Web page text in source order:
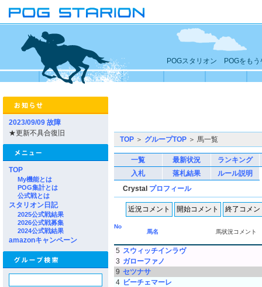
POGスタリオン POGをもう
2023/09/09 故障
★更新不具合復旧
TOP
My機能とは
POG集計とは
公式戦とは
スタリオン日記
2025公式戦結果
2026公式戦募集
2024公式戦結果
amazonキャンペーン
TOP ＞ グループTOP ＞ 馬一覧
一覧 最新状況
ランキング
入札
落札結果
ルール説明
Crystal プロフィール
No
馬名
馬状況コメント
5 スウィッチインラヴ
3 ガローファノ
9 セツナサ
4 ビーチェマーレ